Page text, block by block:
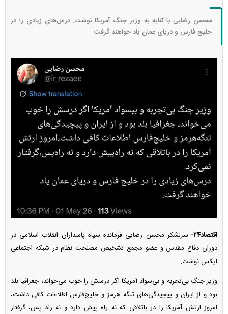
محسن رضایی با کنایه به وزیر جنگ آمریکا نوشت: درس‌های زیادی را در
خلیج فارس و دریای عمان یاد خواهند‌ گرفت.
اقتصاد۲۴-
سرلشکر محسن رضایی فرمانده سپاه پاسداران انقلاب اسلامی در
دوران دفاع مقدس و عضو مجمع تشخیص مصلحت نظام در شبکه اجتماعی
ایکس نوشت:
وزیر جنگ بی‌تجربه و بی‌سواد آمریکا اگر درسش را خوب می‌خواند، جغرافیا بلد
بود و از ایران و پیچیدگی‌های تنگه هرمز و خلیج‌فارس اطلاعات کافی داشت،
امروز ارتش آمریکا را در باتلاقی که نه راه پیش دارد و نه راه پس، گرفتار